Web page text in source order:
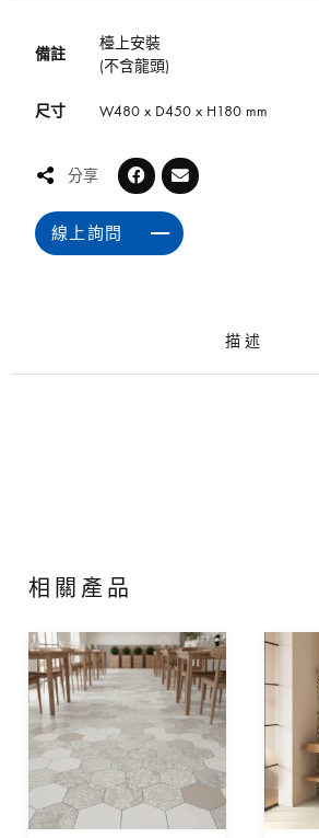
備註
檯上安裝
(不含龍頭)
尺寸 W480 x D450 x H180 mm
分享
線上詢問
描述
相關產品